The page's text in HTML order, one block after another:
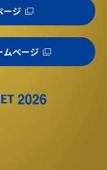
ージ
ムページ